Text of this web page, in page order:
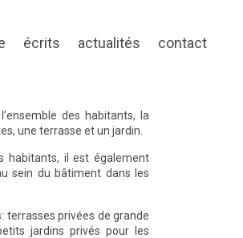
écrits actualités contact
des habitants, la
une terrasse et un jardin.
habitants, il est également
sein du bâtiment dans les
terrasses privées de grande
jardins privés pour les